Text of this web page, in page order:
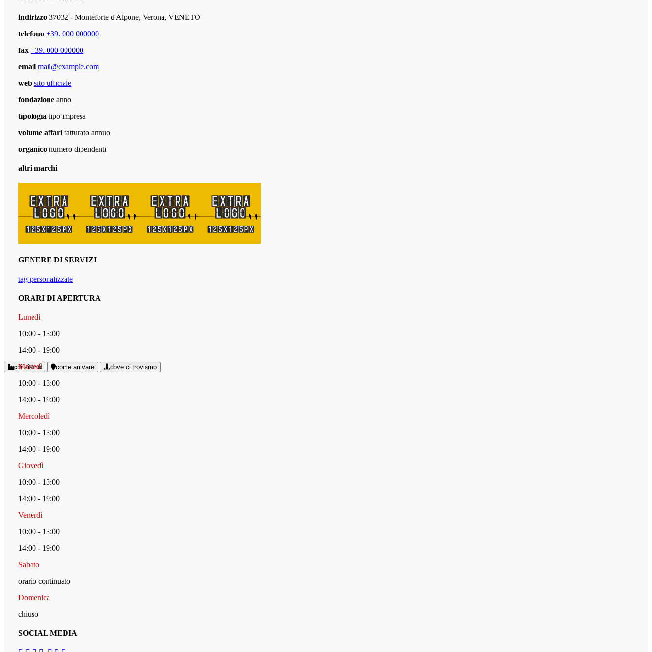
chi siamo come arrivare dove ci troviamo
indirizzo 37032 - Monteforte d'Alpone, Verona, VENETO
telefono +39. 000 000000
fax +39. 000 000000
email mail@example.com
web sito ufficiale
fondazione anno
tipologia tipo impresa
volume affari fatturato annuo
organico numero dipendenti
altri marchi
GENERE DI SERVIZI
tag personalizzate
ORARI DI APERTURA
Lunedì
10:00 - 13:00
14:00 - 19:00
Martedì
10:00 - 13:00
14:00 - 19:00
Mercoledì
10:00 - 13:00
14:00 - 19:00
Giovedì
10:00 - 13:00
14:00 - 19:00
Venerdì
10:00 - 13:00
14:00 - 19:00
Sabato
orario continuato
Domenica
chiuso
SOCIAL MEDIA